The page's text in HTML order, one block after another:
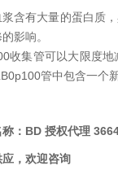
浆含有大量的蛋白质
影响。
收集管可以大限度
管中包含一个
： BD 授权代理
，欢迎咨询